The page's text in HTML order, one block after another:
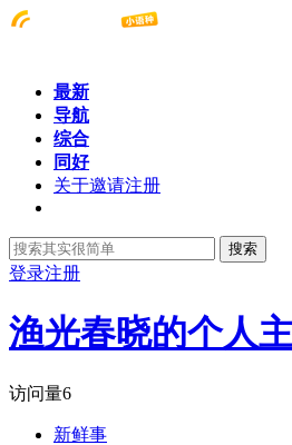
最新
导航
综合
同好
关于邀请注册
搜索
登录注册
渔光春晓的个人
访问量6
新鲜事